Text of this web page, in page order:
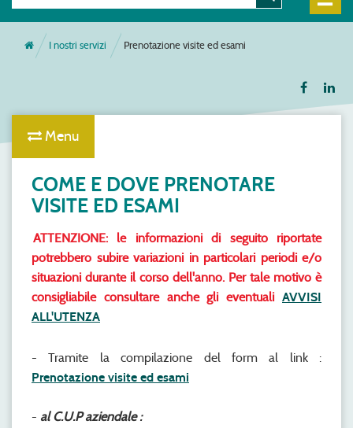
I nostri servizi Prenotazione visite ed esami
Menu
COME E DOVE PRENOTARE
VISITE ED ESAMI
ATTENZIONE: le informazioni di seguito riportate
potrebbero subire variazioni in particolari periodi e/o
situazioni durante il corso dell'anno. Per tale motivo è
consigliabile consultare anche gli eventuali AVVISI
ALL'UTENZA
- Tramite la compilazione del form al link :
Prenotazione visite ed esami
- al C.U.P aziendale :